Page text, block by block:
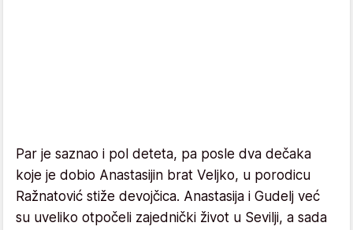
Par je saznao i pol deteta, pa posle dva dečaka
koje je dobio Anastasijin brat Veljko, u porodicu
Ražnatović stiže devojčica. Anastasija i Gudelj već
su uveliko otpočeli zajednički život u Sevilji, a sada